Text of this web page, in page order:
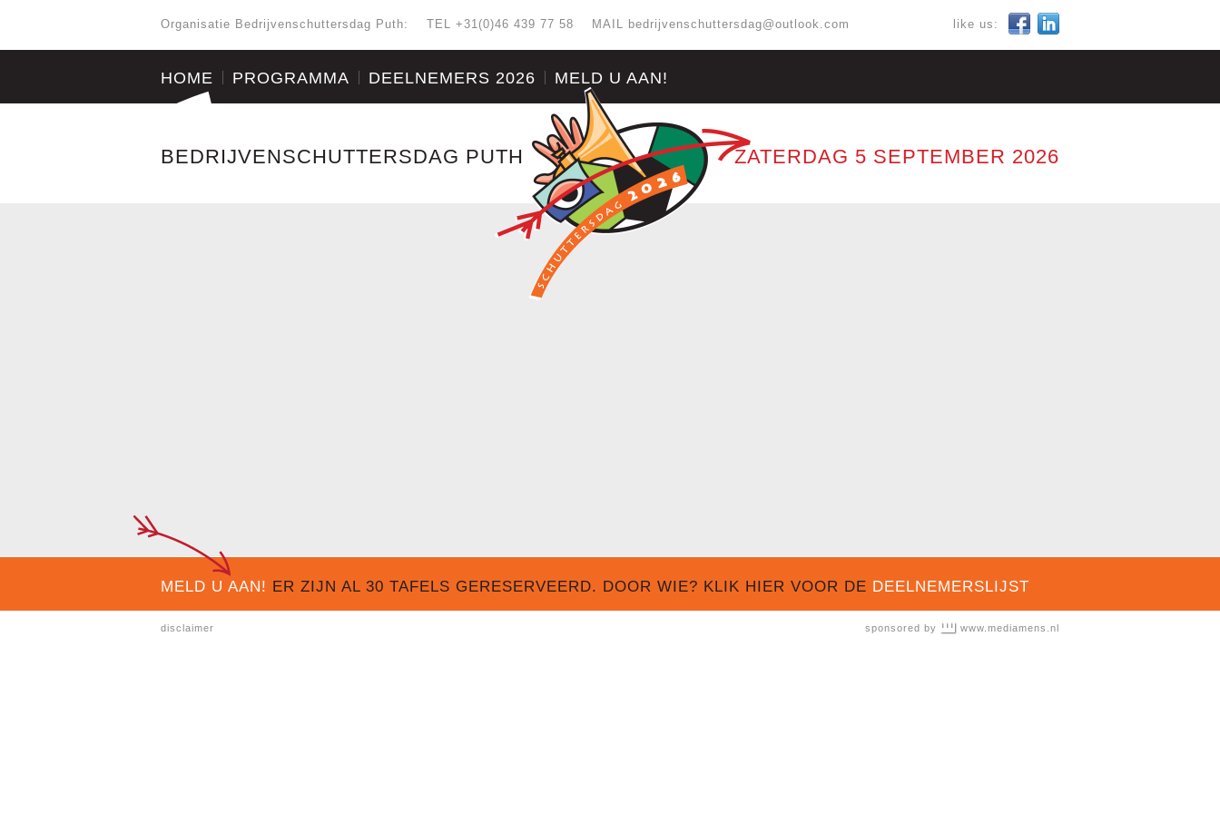
Organisatie Bedrijvenschuttersdag Puth: TEL +31(0)46 439 77 58 MAIL bedrijvenschuttersdag@outlook.com like us:
HOME PROGRAMMA DEELNEMERS 2026 MELD U AAN!
BEDRIJVENSCHUTTERSDAG PUTH ZATERDAG 5 SEPTEMBER 2026
MELD U AAN! ER ZIJN AL 30 TAFELS GERESERVEERD. DOOR WIE? KLIK HIER VOOR DE DEELNEMERSLIJST
sponsored by www.mediamens.nl
disclaimer